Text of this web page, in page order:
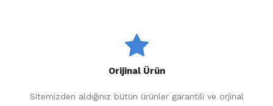
Orijinal Ürün
Sitemizden aldığınız bütün ürünler garantili ve orjinal